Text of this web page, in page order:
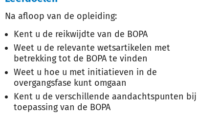
Na afloop van de opleiding:
Kent u de reikwijdte van de BOPA
Weet u de relevante wetsartikelen met
betrekking tot de BOPA te vinden
Weet u hoe u met initiatieven in de
overgangsfase kunt omgaan
Kent u de verschillende aandachtspunten bij
toepassing van de BOPA